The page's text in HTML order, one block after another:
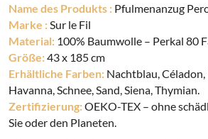
Name des Produkts : Pfulmenanzug
Marke : Sur le Fil
Material: 100% Baumwolle – Perkal 80
Größe:43 x 185 cm
Erhältliche Farben: Nachtblau, Céladon,
Havanna, Schnee, Sand, Siena, Thymian.
Zertifizierung:OEKO-TEX – ohne
Sie oder den Planeten.